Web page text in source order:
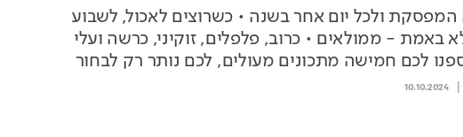
לארוחה המפסקת ולכל יום אחר בשנה • כשרוצים לאכול, לשבוע
באמת - ממולאים • כרוב, פלפלים, זוקיני, כרשה ועלי
לכם חמישה מתכונים מעולים, לכם נותר רק לבחור
10.10.2024